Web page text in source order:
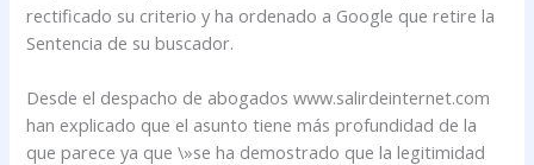
rectificado su criterio y ha ordenado a Google que retire la
Sentencia de su buscador.
Desde el despacho de abogados www.salirdeinternet.com
han explicado que el asunto tiene más profundidad de la
que parece ya que \»se ha demostrado que la legitimidad